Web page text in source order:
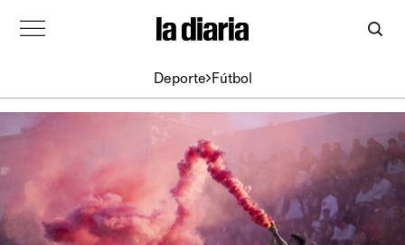
Deporte Fútbol